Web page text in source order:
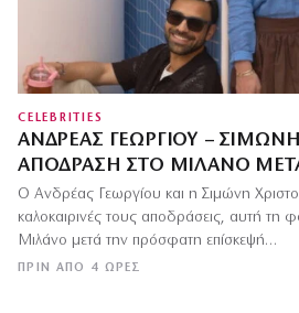
CELEBRITIES
ΑΝΔΡΈΑΣ ΓΕΩΡΓΊΟΥ –
ΑΠΌΔΡΑΣΗ ΣΤΟ ΜΙΛΆΝΟ
ΠΡΙΝ ΑΠΌ 4 ΏΡΕΣ
Ο Ανδρέας Γεωργίου και η Σιμώνη
καλοκαιρινές τους αποδράσεις, αυτή τη
Μιλάνο μετά την πρόσφατη επίσκεψή…